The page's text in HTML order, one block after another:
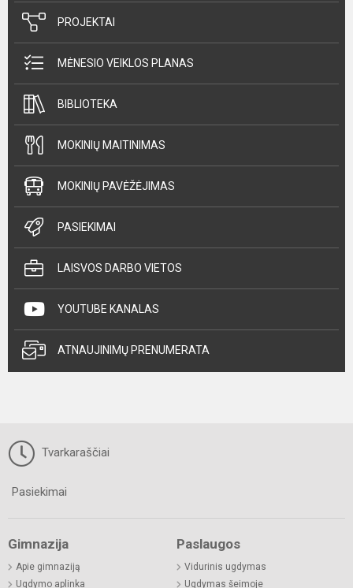
PROJEKTAI
MĖNESIO VEIKLOS PLANAS
BIBLIOTEKA
MOKINIŲ MAITINIMAS
MOKINIŲ PAVĖŽĖJIMAS
PASIEKIMAI
LAISVOS DARBO VIETOS
YOUTUBE KANALAS
ATNAUJINIMŲ PRENUMERATA
Tvarkaraščiai
Pasiekimai
Gimnazija
Apie gimnaziją
Ugdymo aplinka
Paslaugos
Vidurinis ugdymas
Ugdymas šeimoje